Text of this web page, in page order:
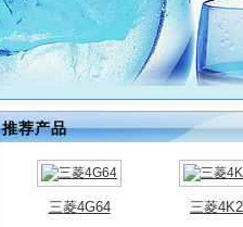
推荐产品
三菱4G64 三菱